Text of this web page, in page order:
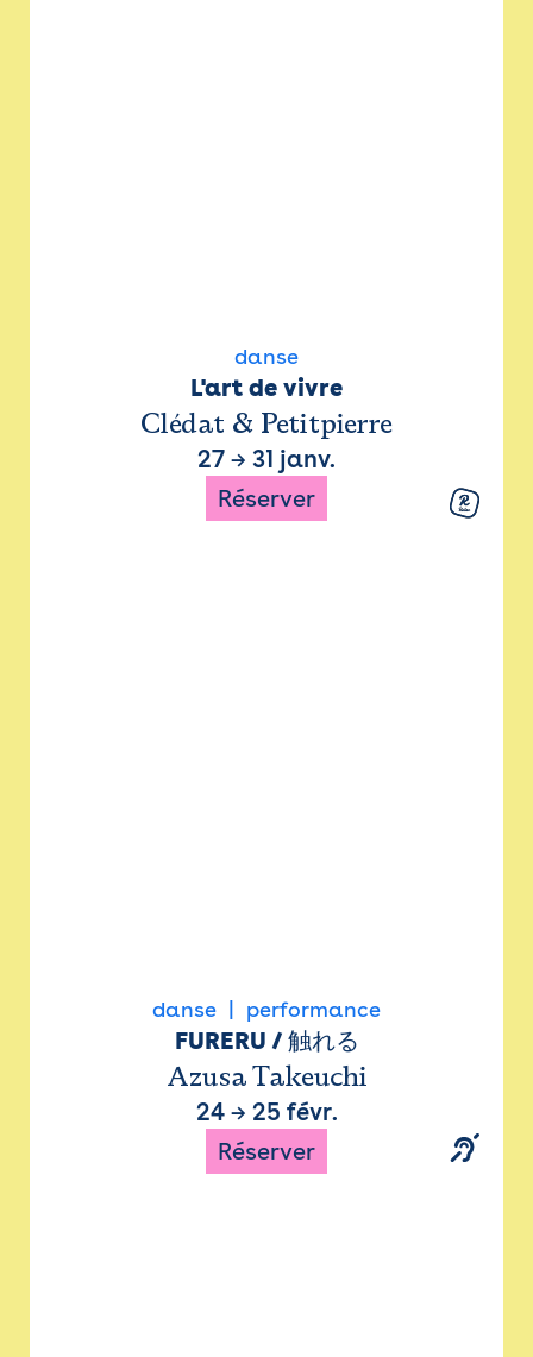
danse
L'art de vivre
Clédat & Petitpierre
27 → 31 janv.
Réserver
danse performance
FURERU / 触れる
Azusa Takeuchi
24→ 25 févr.
Réserver